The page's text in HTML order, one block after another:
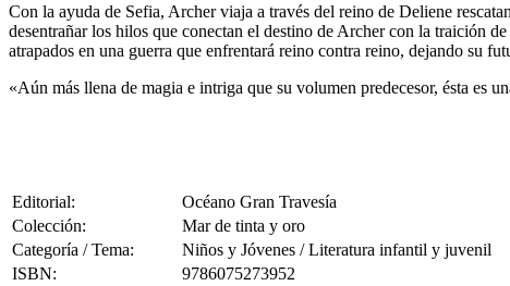
Con la ayuda de Sefia, Archer viaja a través del reino de Deliene
desentrañar los hilos que conectan el destino de Archer con la traición
atrapados en una guerra que enfrentará reino contra reino, dejando su
«Aún más llena de magia e intriga que su volumen predecesor, ésta es
Editorial:
Océano Gran Travesía
Colección:
Mar de tinta y oro
Categoría / Tema:
Niños y Jóvenes / Literatura infantil y juvenil
ISBN:
9786075273952